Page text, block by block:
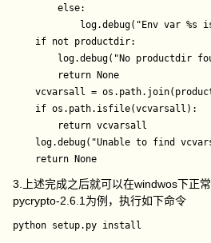
        else:
log.debug("Env var %s
    if not productdir:
log.debug("No productdir
        return None
vcvarsall =
    if os.path.isfile(vcvarsall):
        return vcvarsall
log.debug("Unable to find
3.上述完成之后就可以在windwos下正
pycrypto-2.6.1为例，执行如下命令